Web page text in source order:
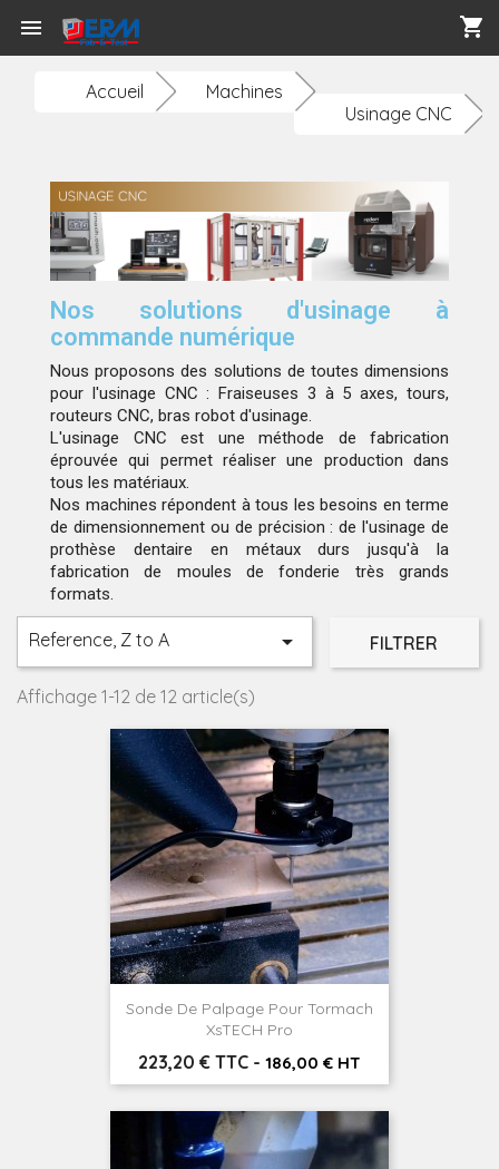
 shopping_cart
Accueil
Machines
Usinage CNC
Nos solutions d'usinage à
commande numérique
Nous proposons des solutions de toutes dimensions
pour l'usinage CNC : Fraiseuses 3 à 5 axes, tours,
routeurs CNC, bras robot d'usinage.
L'usinage CNC est une méthode de fabrication
éprouvée qui permet réaliser une production dans
tous les matériaux.
Nos machines répondent à tous les besoins en terme
de dimensionnement ou de précision : de l'usinage de
prothèse dentaire en métaux durs jusqu'à la
fabrication de moules de fonderie très grands
formats.
Reference, Z to A  FILTRER
Affichage 1-12 de 12 article(s)
Sonde De Palpage Pour Tormach
XsTECH Pro
Prix
223,20 € TTC - 186,00 € HT